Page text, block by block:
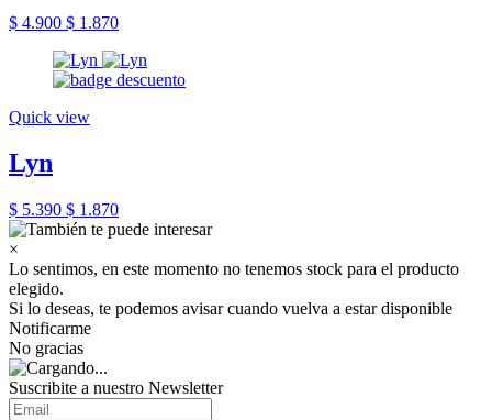
$ 4.900 $ 1.870
Quick view
Lyn
$ 5.390 $ 1.870
×
Lo sentimos, en este momento no tenemos stock para el producto
elegido.
Si lo deseas, te podemos avisar cuando vuelva a estar disponible
Notificarme
No gracias
Suscribite a nuestro Newsletter